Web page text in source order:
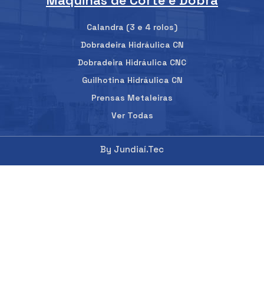
Calandra (3 e 4 rolos)
Dobradeira Hidráulica CN
Dobradeira Hidráulica CNC
Guilhotina Hidráulica CN
Prensas Metaleiras
Ver Todas
By Jundiaí.Tec